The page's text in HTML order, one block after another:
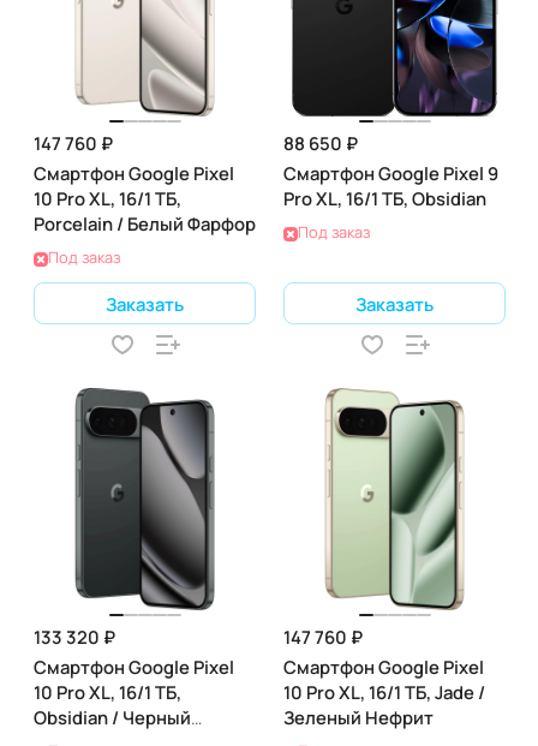
147 760 ₽
Смартфон Google Pixel
10 Pro XL, 16/1 ТБ,
Porcelain / Белый Фарфор
Под заказ
Заказать
88 650 ₽
Смартфон Google Pixel 9
Pro XL, 16/1 ТБ, Obsidian
Под заказ
Заказать
133 320 ₽
Смартфон Google Pixel
10 Pro XL, 16/1 ТБ,
Obsidian / Черный
147 760 ₽
Смартфон Google Pixel
10 Pro XL, 16/1 ТБ, Jade /
Зеленый Нефрит